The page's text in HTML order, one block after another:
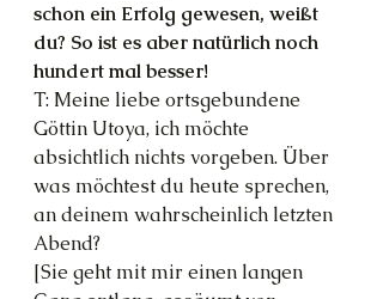
schon ein Erfolg gewesen, weißt
du? So ist es aber natürlich noch
hundert mal besser!
T: Meine liebe ortsgebundene
Göttin Utoya, ich möchte
absichtlich nichts vorgeben. Über
was möchtest du heute sprechen,
an deinem wahrscheinlich letzten
Abend?
[Sie geht mit mir einen langen